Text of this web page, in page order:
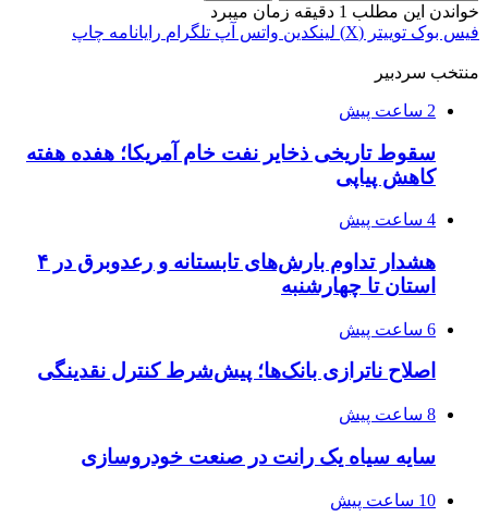
خواندن این مطلب 1 دقیقه زمان میبرد
فیس بوک توییتر (X) لینکدین واتس آپ تلگرام رایانامه چاپ
منتخب سردبیر
2 ساعت پیش
سقوط تاریخی ذخایر نفت خام آمریکا؛ هفده هفته
کاهش پیاپی
4 ساعت پیش
هشدار تداوم بارش‌های تابستانه و رعدوبرق در ۴
استان تا چهارشنبه
6 ساعت پیش
اصلاح ناترازی بانک‌ها؛ پیش‌شرط کنترل نقدینگی
8 ساعت پیش
سایه سیاه یک رانت در صنعت خودروسازی
10 ساعت پیش